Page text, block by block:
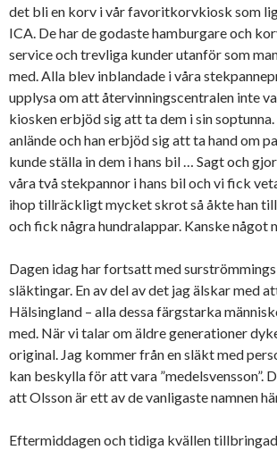
det bli en korv i vår favoritkorvkiosk som
ICA. De har de godaste hamburgare och
service och trevliga kunder utanför som
med. Alla blev inblandade i våra
upplysa om att återvinningscentralen inte
kiosken erbjöd sig att ta dem i sin soptunna.
anlände och han erbjöd sig att ta hand om
kunde ställa in dem i hans bil … Sagt och
våra två stekpannor i hans bil och vi fick
ihop tillräckligt mycket skrot så åkte han
och fick några hundralappar. Kanske något
Dagen idag har fortsatt med
släktingar. En av del av det jag älskar med
Hälsingland – alla dessa färgstarka
med. När vi talar om äldre generationer
original. Jag kommer från en släkt med
kan beskylla för att vara ”medelsvensson”.
att Olsson är ett av de vanligaste namnen
Eftermiddagen och tidiga kvällen